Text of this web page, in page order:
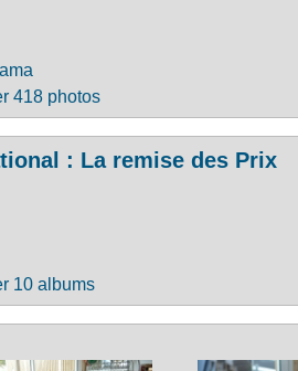
418 photos
: La remise des Prix
10 albums